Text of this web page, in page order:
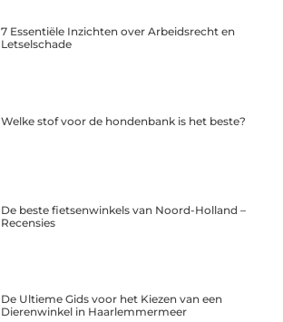
7 Essentiële Inzichten over Arbeidsrecht en
Letselschade
Welke stof voor de hondenbank is het beste?
De beste fietsenwinkels van Noord-Holland –
Recensies
De Ultieme Gids voor het Kiezen van een
Dierenwinkel in Haarlemmermeer